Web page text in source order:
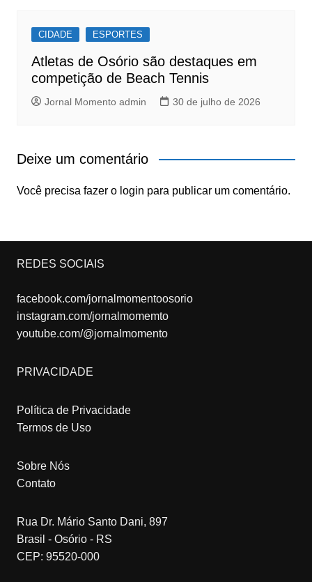
CIDADE ESPORTES
Atletas de Osório são destaques em
competição de Beach Tennis
Jornal Momento admin 30 de julho de 2026
Deixe um comentário
Você precisa fazer o login para publicar um comentário.
REDES SOCIAIS
facebook.com/jornalmomentoosorio
instagram.com/jornalmomemto
youtube.com/@jornalmomento
PRIVACIDADE
Política de Privacidade
Termos de Uso
Sobre Nós
Contato
Rua Dr. Mário Santo Dani, 897
Brasil - Osório - RS
CEP: 95520-000